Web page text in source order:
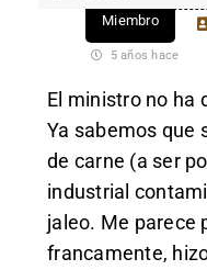
Miembro
5 años hace
El ministro no ha
Ya sabemos que
de carne (a ser
industrial
jaleo. Me parece
francamente,